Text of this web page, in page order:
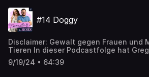
musste Kim ihre
und der andere hat sie dazu gebracht,
einfach zu gehen. Freut euch darauf,
gibt fleißig Hinweise, zu welchen
Dates längst schon abgebrochen
gesagt als getan. Danke an Kim, sie
und damit ihr ordentlich entertained
#14 Doggy
Disclaimer: Gewalt gegen Frauen und
Tieren In dieser Podcastfolge hat
Gast eingeladen: Kim Kartrashian! Sie
ein bisschen bekannt vorkommen. Kim
9/19/24 • 64:39